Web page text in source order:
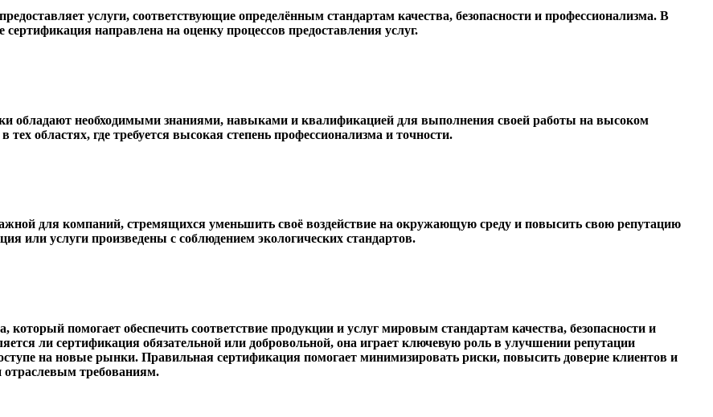
услуги, соответствующие определённым стандартам качества, безопасности и профессионализма. В
направлена на оценку процессов предоставления услуг.
обладают необходимыми знаниями, навыками и квалификацией для выполнения своей работы на высоком
областях, где требуется высокая степень профессионализма и точности.
для компаний, стремящихся уменьшить своё воздействие на окружающую среду и повысить свою репутацию
или услуги произведены с соблюдением экологических стандартов.
помогает обеспечить соответствие продукции и услуг мировым стандартам качества, безопасности и
ли сертификация обязательной или добровольной, она играет ключевую роль в улучшении репутации
на новые рынки. Правильная сертификация помогает минимизировать риски, повысить доверие клиентов и
отраслевым требованиям.